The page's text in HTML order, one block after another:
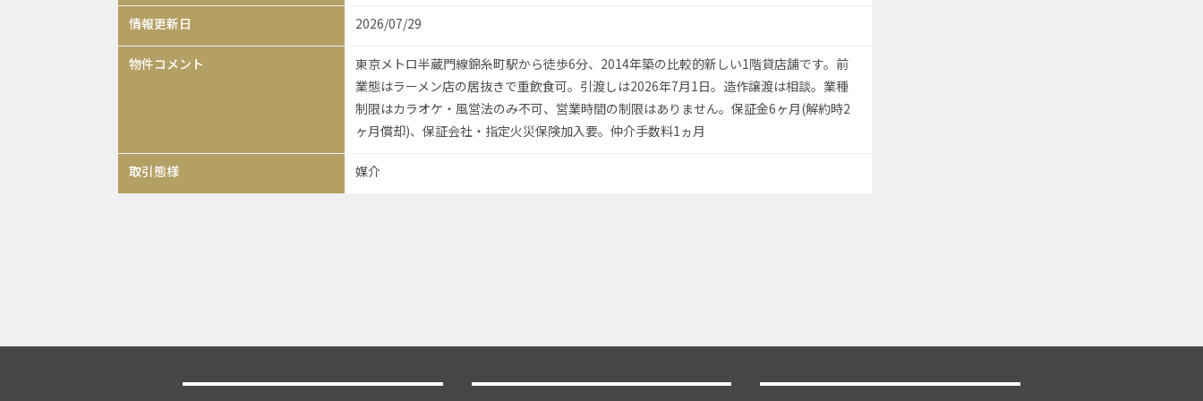
情報更新日 2026/07/29
物件コメント
東京メトロ半蔵門線錦糸町駅から徒歩6分、2014年築の比較的新しい1階貸店舗です。前
業態はラーメン店の居抜きで重飲食可。引渡しは2026年7月1日。造作譲渡は相談。業種
制限はカラオケ・風営法のみ不可、営業時間の制限はありません。保証金6ヶ月(解約時2
ヶ月償却)、保証会社・指定火災保険加入要。仲介手数料1ヵ月
取引態様 媒介